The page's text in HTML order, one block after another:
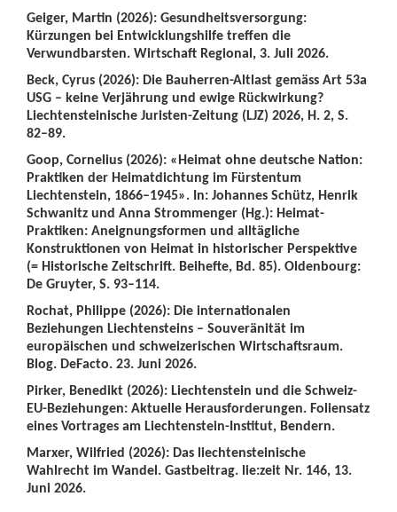
Geiger, Martin (2026): Gesundheitsversorgung:
Kürzungen bei Entwicklungshilfe treffen die
Verwundbarsten. Wirtschaft Regional, 3. Juli 2026.
Beck, Cyrus (2026): Die Bauherren-Altlast gemäss Art 53a
USG – keine Verjährung und ewige Rückwirkung?
Liechtensteinische Juristen-Zeitung (LJZ) 2026, H. 2, S.
82–89.
Goop, Cornelius (2026): «Heimat ohne deutsche Nation:
Praktiken der Heimatdichtung im Fürstentum
Liechtenstein, 1866–1945». In: Johannes Schütz, Henrik
Schwanitz und Anna Strommenger (Hg.): Heimat-
Praktiken: Aneignungsformen und alltägliche
Konstruktionen von Heimat in historischer Perspektive
(= Historische Zeitschrift. Beihefte, Bd. 85). Oldenbourg:
De Gruyter, S. 93–114.
Rochat, Philippe (2026): Die internationalen
Beziehungen Liechtensteins – Souveränität im
europäischen und schweizerischen Wirtschaftsraum.
Blog. DeFacto. 23. Juni 2026.
Pirker, Benedikt (2026): Liechtenstein und die Schweiz-
EU-Beziehungen: Aktuelle Herausforderungen. Foliensatz
eines Vortrages am Liechtenstein-Institut, Bendern.
Marxer, Wilfried (2026): Das liechtensteinische
Wahlrecht im Wandel. Gastbeitrag. lie:zeit Nr. 146, 13.
Juni 2026.